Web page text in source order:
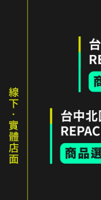
Polyester Sherpa Fleece
誤差值